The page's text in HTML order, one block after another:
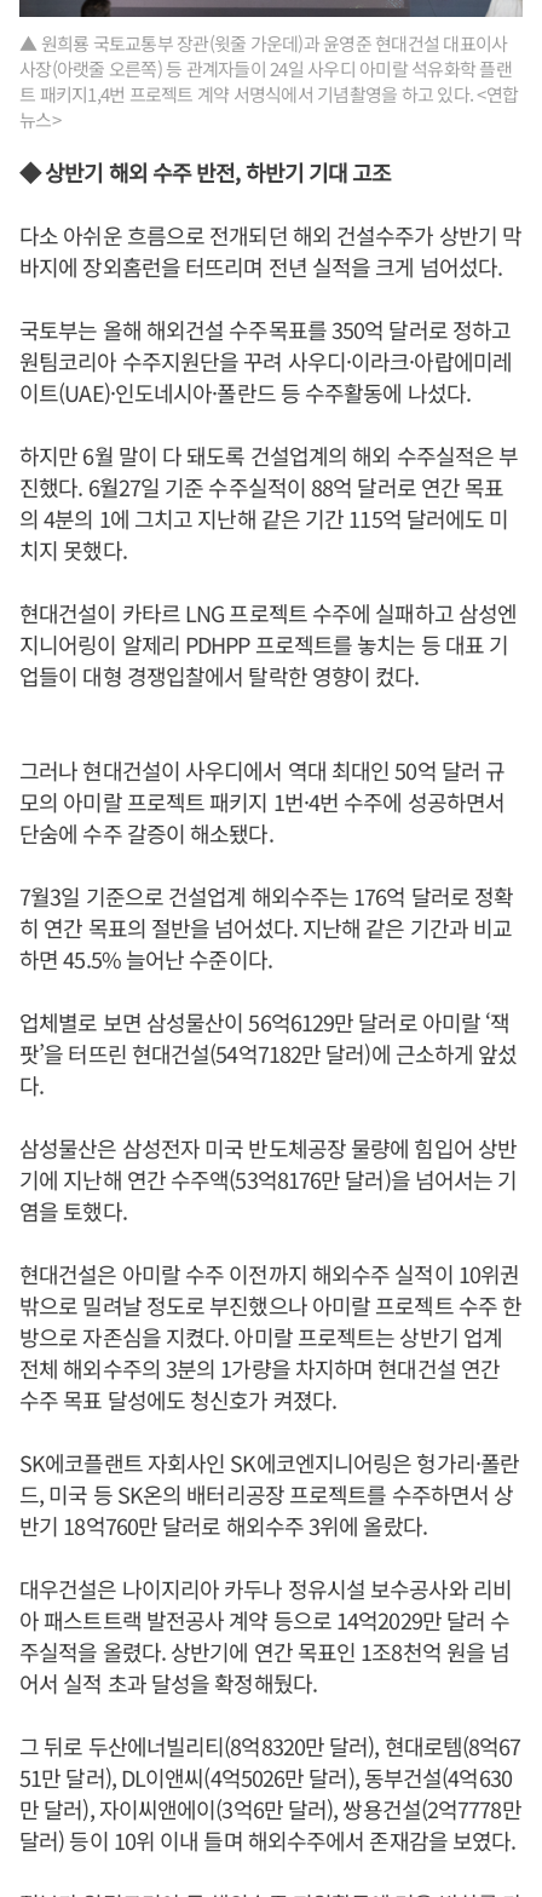
▲ 원희룡 국토교통부 장관(윗줄 가운데)과 윤영준 현대건설 대표이사
사장(아랫줄 오른쪽) 등 관계자들이 24일 사우디 아미랄 석유화학 플랜
트 패키지1,4번 프로젝트 계약 서명식에서 기념촬영을 하고 있다. <연합
뉴스>
◆ 상반기 해외 수주 반전, 하반기 기대 고조
다소 아쉬운 흐름으로 전개되던 해외 건설수주가 상반기 막
바지에 장외홈런을 터뜨리며 전년 실적을 크게 넘어섰다.
국토부는 올해 해외건설 수주목표를 350억 달러로 정하고
원팀코리아 수주지원단을 꾸려 사우디·이라크·아랍에미레
이트(UAE)·인도네시아·폴란드 등 수주활동에 나섰다.
하지만 6월 말이 다 돼도록 건설업계의 해외 수주실적은 부
진했다. 6월27일 기준 수주실적이 88억 달러로 연간 목표
의 4분의 1에 그치고 지난해 같은 기간 115억 달러에도 미
치지 못했다.
현대건설이 카타르 LNG 프로젝트 수주에 실패하고 삼성엔
지니어링이 알제리 PDHPP 프로젝트를 놓치는 등 대표 기
업들이 대형 경쟁입찰에서 탈락한 영향이 컸다.
그러나 현대건설이 사우디에서 역대 최대인 50억 달러 규
모의 아미랄 프로젝트 패키지 1번·4번 수주에 성공하면서
단숨에 수주 갈증이 해소됐다.
7월3일 기준으로 건설업계 해외수주는 176억 달러로 정확
히 연간 목표의 절반을 넘어섰다. 지난해 같은 기간과 비교
하면 45.5% 늘어난 수준이다.
업체별로 보면 삼성물산이 56억6129만 달러로 아미랄 ‘잭
팟’을 터뜨린 현대건설(54억7182만 달러)에 근소하게 앞섰
다.
삼성물산은 삼성전자 미국 반도체공장 물량에 힘입어 상반
기에 지난해 연간 수주액(53억8176만 달러)을 넘어서는 기
염을 토했다.
현대건설은 아미랄 수주 이전까지 해외수주 실적이 10위권
밖으로 밀려날 정도로 부진했으나 아미랄 프로젝트 수주 한
방으로 자존심을 지켰다. 아미랄 프로젝트는 상반기 업계
전체 해외수주의 3분의 1가량을 차지하며 현대건설 연간
수주 목표 달성에도 청신호가 켜졌다.
SK에코플랜트 자회사인 SK에코엔지니어링은 헝가리·폴란
드, 미국 등 SK온의 배터리공장 프로젝트를 수주하면서 상
반기 18억760만 달러로 해외수주 3위에 올랐다.
대우건설은 나이지리아 카두나 정유시설 보수공사와 리비
아 패스트트랙 발전공사 계약 등으로 14억2029만 달러 수
주실적을 올렸다. 상반기에 연간 목표인 1조8천억 원을 넘
어서 실적 초과 달성을 확정해뒀다.
그 뒤로 두산에너빌리티(8억8320만 달러), 현대로템(8억67
51만 달러), DL이앤씨(4억5026만 달러), 동부건설(4억630
만 달러), 자이씨앤에이(3억6만 달러), 쌍용건설(2억7778만
달러) 등이 10위 이내 들며 해외수주에서 존재감을 보였다.